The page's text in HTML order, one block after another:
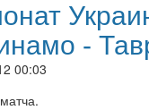
-
00:03